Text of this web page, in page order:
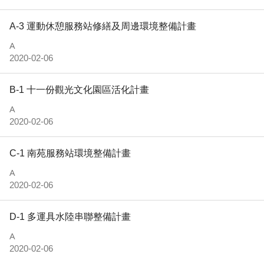
A-3 運動休憩服務站修繕及周邊環境整備計畫
A
2020-02-06
B-1 十一份觀光文化園區活化計畫
A
2020-02-06
C-1 南苑服務站環境整備計畫
A
2020-02-06
D-1 多運具水陸串聯整備計畫
A
2020-02-06